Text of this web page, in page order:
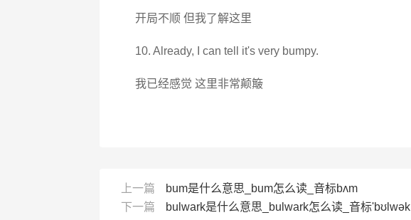
开局不顺 但我了解这里
10. Already, I can tell it's very bumpy.
我已经感觉 这里非常颠簸
上一篇
bum是什么意思_bum怎么读_音标bʌm
下一篇
bulwark是什么意思_bulwark怎么读_音标'bʊlwək